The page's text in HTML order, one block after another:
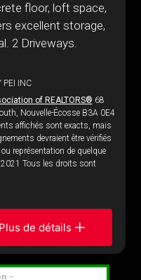
floor, loft space,
excellent storage,
2 Driveways.
PEI INC
of REALTORS® 68
Nouvelle-Écosse B3A 0E4
affichés sont exacts, mais
devraient être vérifiés
représentation de quelque
Tous les droits sont
Plus de détails